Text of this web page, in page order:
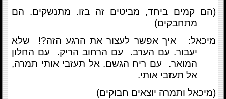
(הם קמים ביחד, מביטים זה בזו. מתנשקים. הם
מתחבקים)
מיכאל: איך אפשר לעצור את הרגע הזה?! שלא
יעבור. עם הערב. עם הרחוב הריק. עם החלון
המואר. עם ריח הגשם. אל תעזבי אותי תמרה,
אל תעזבי אותי.
(מיכאל ותמרה יוצאים חבוקים)